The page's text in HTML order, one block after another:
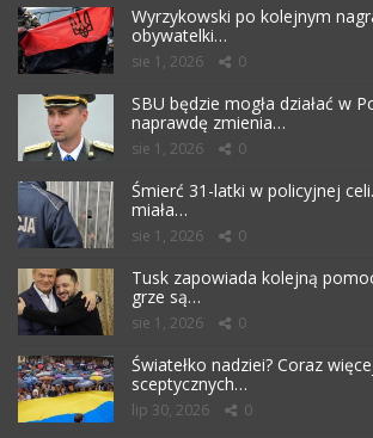
Wyrzykowski po kolejnym
obywatelki…
sie 1, 2026 0
SBU będzie mogła działać w
naprawdę zmienia…
sie 1, 2026 0
Śmierć 31-latki w policyjnej
miała…
sie 1, 2026 0
Tusk zapowiada kolejną
grze są…
sie 1, 2026 0
Światełko nadziei? Coraz
sceptycznych…
lip 30, 2026 0